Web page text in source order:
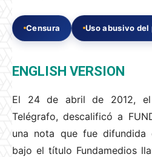
Censura Uso abusivo del
ENGLISH VERSION
El 24 de abril de 2012,
Telégrafo, descalificó a
una nota que fue difundida
bajo el título Fundamedios